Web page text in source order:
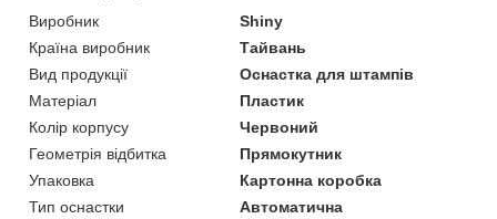
Виробник
Shiny
Країна виробник
Тайвань
Вид продукції
Оснастка для штампів
Матеріал
Пластик
Колір корпусу
Червоний
Геометрія відбитка
Прямокутник
Упаковка
Картонна коробка
Тип оснастки
Автоматична